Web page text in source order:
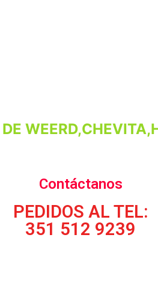
Contáctanos
PEDIDOS AL TEL:
351 512 9239